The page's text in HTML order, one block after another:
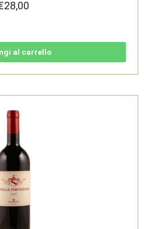
28,00
al carrello